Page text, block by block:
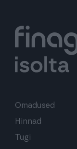
Omadused
Hinnad
Tugi